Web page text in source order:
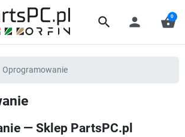
search person shopping_basket
0
Oprogramowanie
— Sklep PartsPC.pl